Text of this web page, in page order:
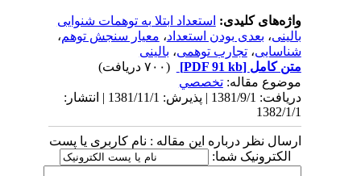
واژه‌های کلیدی:استعداد ابتلا به توهمات شنوایی
بالینی،بعدی بودن استعداد ،معیار سنجش توهم،
شناسایی،تجارب توهمی،بالینی
متن کامل[PDF 91 kb]
موضوع مقاله:تخصصي
دریافت: 1381/9/1 | پذیرش: 1381/11/1 | انتشار:
1382/1/1
ارسال نظر درباره این مقاله : نام کاربری یا پست
الکترونیک شما: